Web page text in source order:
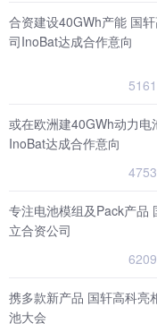
合资建设40GWh产能 国
司InoBat达成合作意向
或在欧洲建40GWh动力电
InoBat达成合作意向
专注电池模组及Pack产品
立合资公司
携多款新产品 国轩高科亮
池大会